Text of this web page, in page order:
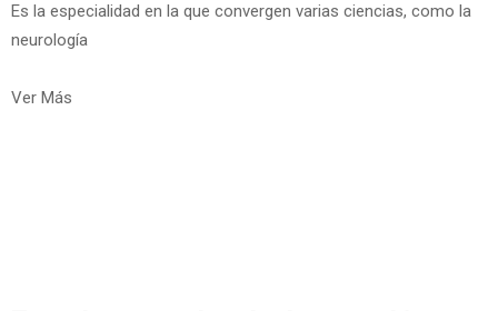
Es la especialidad en la que convergen varias ciencias, como la
neurología
Ver Más